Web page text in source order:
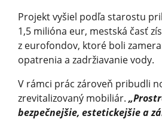
Projekt vyšiel podľa starostu
1,5 milióna eur, mestská časť
z eurofondov, ktoré boli
opatrenia a zadržiavanie vody.
V rámci prác zároveň pribudli
zrevitalizovaný mobiliár.
bezpečnejšie, estetickejšie a